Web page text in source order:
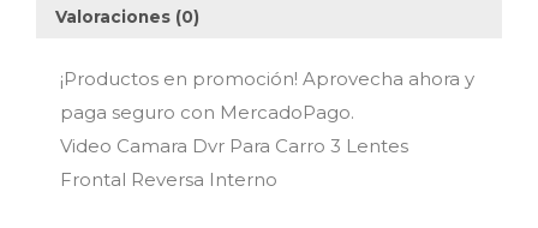
Interno
Valoraciones (0)
¡Productos en promoción! Aprovecha ahora y
paga seguro con MercadoPago.
Video Camara Dvr Para Carro 3 Lentes
Frontal Reversa Interno